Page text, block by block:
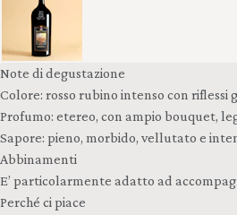
Note di degustazione
Colore: rosso rubino intenso con riflessi
Profumo: etereo, con ampio bouquet,
Sapore: pieno, morbido, vellutato e
Abbinamenti
E’ particolarmente adatto ad
Perché ci piace